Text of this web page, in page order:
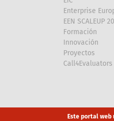
Enterprise
EEN SCALEUP
Formación
Innovación
Proyectos
Array
Este portal